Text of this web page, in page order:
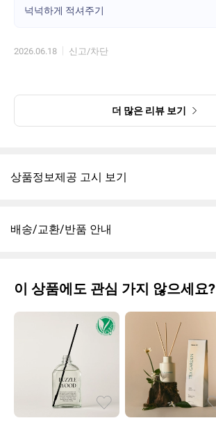
넉넉하게 적셔주기
2026.06.18 신고/차단
더 많은 리뷰 보기
상품정보제공 고시 보기
배송/교환/반품 안내
이 상품에도 관심 가지 않으세요?